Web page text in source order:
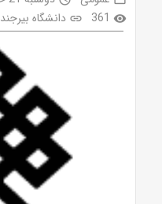
visibility
361
link دانشگاه بیرجند